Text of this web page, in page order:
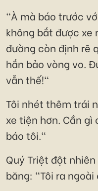
"À mà báo trước
không bắt được xe
đường còn định rẽ
hắn bảo vòng vo.
vẫn thế!"
Tôi nhét thêm trái
xe tiện hơn. Cần gì
báo tôi."
Quý Triệt đột
băng: "Tôi ra